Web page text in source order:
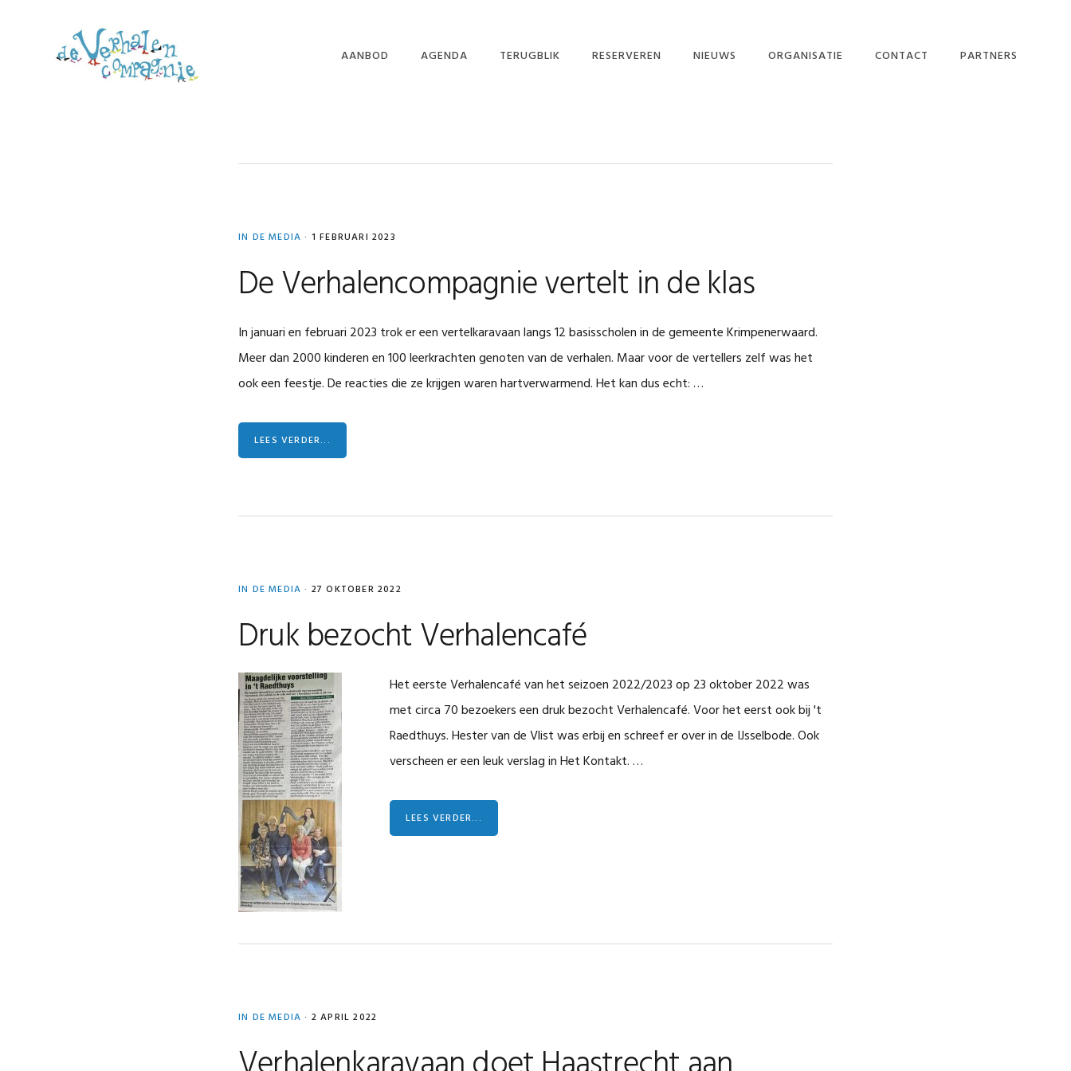
hoofdnavigatie
AANBOD
VERTELLENDER-WIJS
AGENDA TERUGBLIK RESERVEREN NIEUWS ORGANISATIE
WERKGROEPEN
CONTACT PARTNERS
IN DE MEDIA · 1 FEBRUARI 2023
De Verhalencompagnie vertelt in de klas
In januari en februari 2023 trok er een vertelkaravaan langs 12 basisscholen in de gemeente Krimpenerwaard.
Meer dan 2000 kinderen en 100 leerkrachten genoten van de verhalen. Maar voor de vertellers zelf was het
ook een feestje. De reacties die ze krijgen waren hartverwarmend. Het kan dus echt: …
LEES VERDER...
IN DE MEDIA · 27 OKTOBER 2022
Druk bezocht Verhalencafé
Het eerste Verhalencafé van het seizoen 2022/2023 op 23 oktober 2022 was
met circa 70 bezoekers een druk bezocht Verhalencafé. Voor het eerst ook bij 't
Raedthuys. Hester van de Vlist was erbij en schreef er over in de IJsselbode. Ook
verscheen er een leuk verslag in Het Kontakt. …
LEES VERDER...
IN DE MEDIA · 2 APRIL 2022